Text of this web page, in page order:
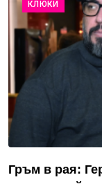
КЛЮКИ
Гръм в рая: